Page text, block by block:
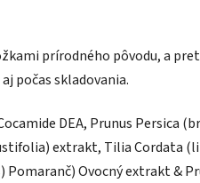
prírodného pôvodu, a
počas skladovania.
DEA, Prunus Persica
extrakt, Tilia Cordata
Ovocný extrakt &